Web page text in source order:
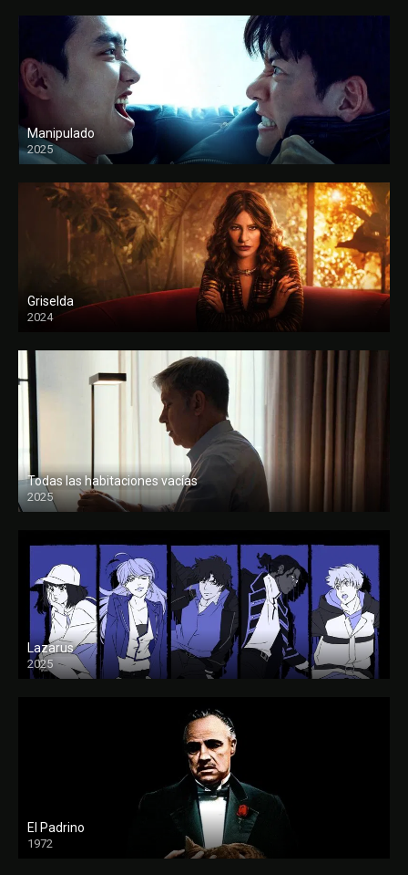
Manipulado
2025
Griselda
2024
Todas las habitaciones vacías
2025
FULL HD
Lazarus
2025
El Padrino
1972
FULL HD